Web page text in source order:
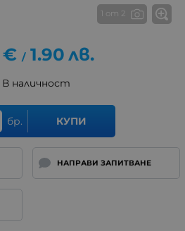
1 от 2
€ / 1.90 лв.
В наличност
бр. КУПИ
НАПРАВИ ЗАПИТВАНЕ